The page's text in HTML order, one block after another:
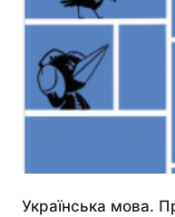
Українська мова.